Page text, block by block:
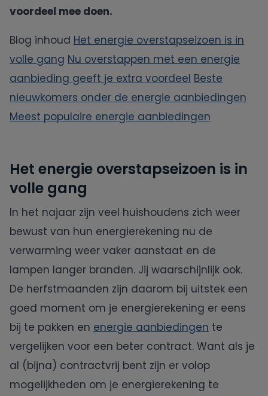
Tibber
UnitedConsumers
Vandebron
Vattenfall
voordeel mee doen.
Blog inhoud Het energie overstapseizoen is in
volle gang Nu overstappen met een energie
aanbieding geeft je extra voordeel Beste
nieuwkomers onder de energie aanbiedingen
Meest populaire energie aanbiedingen
Het energie overstapseizoen is in
volle gang
In het najaar zijn veel huishoudens zich weer
bewust van hun energierekening nu de
verwarming weer vaker aanstaat en de
lampen langer branden. Jij waarschijnlijk ook.
De herfstmaanden zijn daarom bij uitstek een
goed moment om je energierekening er eens
bij te pakken en energie aanbiedingen te
vergelijken voor een beter contract. Want als je
al (bijna) contractvrij bent zijn er volop
mogelijkheden om je energierekening te